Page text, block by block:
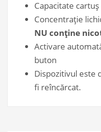
Capacitate cartuș
Concentrație
NU conține
Activare
buton
Dispozitivul este
fi reîncărcat.